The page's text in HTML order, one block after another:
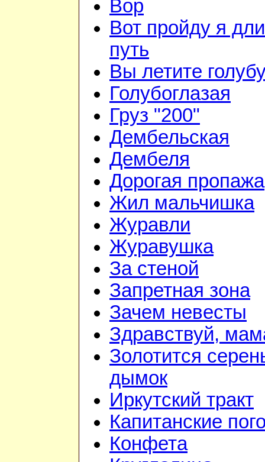
Вор
Вот пройду я
путь
Вы летите
Голубоглазая
Груз "200"
Дембельская
Дембеля
Дорогая пропажа
Жил мальчишка
Журавли
Журавушка
За стеной
Запретная зона
Зачем невесты
Здравствуй,
Золотится
дымок
Иркутский тракт
Капитанские
Конфета